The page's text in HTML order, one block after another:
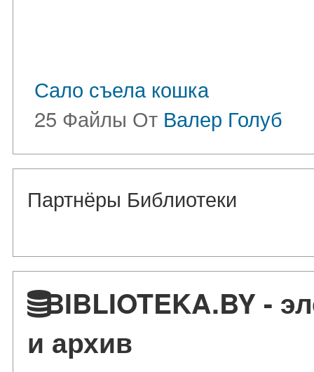
Сало съела кошка
25 Файлы От Валер Голуб
Партнёры Библиотеки
BIBLIOTEKA.BY -
и архив